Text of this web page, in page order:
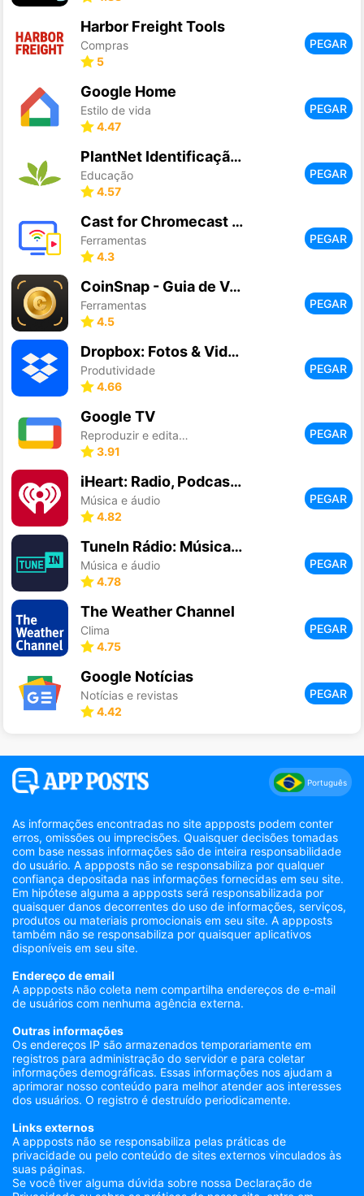
Harbor Freight Tools
Compras
5
PEGAR
Google Home
Estilo de vida
4.47
PEGAR
PlantNet Identificação planta
Educação
4.57
PEGAR
Cast for Chromecast & TV Cast
Ferramentas
4.3
PEGAR
CoinSnap - Guia de Valor
Ferramentas
4.5
PEGAR
Dropbox: Fotos & Videos Drive
Produtividade
4.66
PEGAR
Google TV
Reproduzir e editar vídeos
3.91
PEGAR
iHeart: Radio, Podcasts, Music
Música e áudio
4.82
PEGAR
TuneIn Rádio: Música, Esportes
Música e áudio
4.78
PEGAR
The Weather Channel
Clima
4.75
PEGAR
Google Notícias
Notícias e revistas
4.42
PEGAR
Português
As informações encontradas no site appposts podem conter
erros, omissões ou imprecisões. Quaisquer decisões tomadas
com base nessas informações são de inteira responsabilidade
do usuário. A appposts não se responsabiliza por qualquer
confiança depositada nas informações fornecidas em seu site.
Em hipótese alguma a appposts será responsabilizada por
quaisquer danos decorrentes do uso de informações, serviços,
produtos ou materiais promocionais em seu site. A appposts
também não se responsabiliza por quaisquer aplicativos
disponíveis em seu site.
Endereço de email
A appposts não coleta nem compartilha endereços de e-mail
de usuários com nenhuma agência externa.
Outras informações
Os endereços IP são armazenados temporariamente em
registros para administração do servidor e para coletar
informações demográficas. Essas informações nos ajudam a
aprimorar nosso conteúdo para melhor atender aos interesses
dos usuários. O registro é destruído periodicamente.
Links externos
A appposts não se responsabiliza pelas práticas de
privacidade ou pelo conteúdo de sites externos vinculados às
suas páginas.
Se você tiver alguma dúvida sobre nossa Declaração de